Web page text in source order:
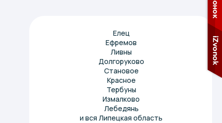
Елец
Ефремов
Ливны
Долгоруково
Становое
Красное
Тербуны
Измалково
Лебедянь
и вся Липецкая область